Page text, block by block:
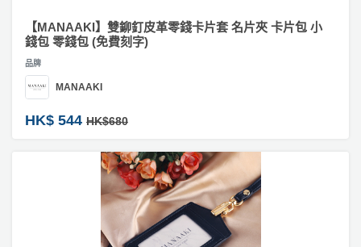
【MANAAKI】雙鉚釘皮革零錢卡片套 名片夾 卡片包 小
錢包 零錢包 (免費刻字)
品牌
MANAAKI
HK$ 544 HK$680